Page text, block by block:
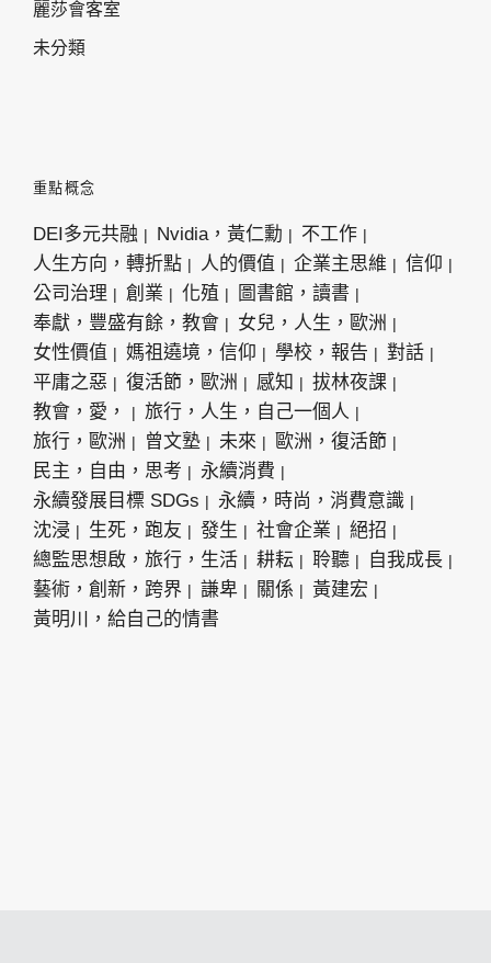
麗莎會客室
未分類
重點概念
DEI多元共融 Nvidia，黃仁勳
不工作
人生方向，轉折點
人的價值 企業主思維
信仰
公司治理
創業 化殖
圖書館，讀書
奉獻，豐盛有餘，教會
女兒，人生，歐洲
女性價值
媽祖遶境，信仰 學校，報告
對話
平庸之惡
復活節，歐洲 感知
拔林夜課
教會，愛，
旅行，人生，自己一個人
旅行，歐洲
曾文塾 未來
歐洲，復活節
民主，自由，思考
永續消費
永續發展目標 SDGs
永續，時尚，消費意識
沈浸
生死，跑友 發生 社會企業
絕招
總監思想啟，旅行，生活
耕耘 聆聽
自我成長
藝術，創新，跨界
謙卑 關係
黃建宏
黃明川，給自己的情書